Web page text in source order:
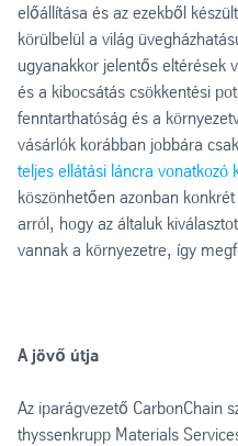
előállítása és az ezekből
körülbelül a világ
ugyanakkor jelentős eltérések
és a kibocsátás csökkentési
fenntarthatóság és a
vásárlók korábban jobbára
teljes ellátási láncra vonatkozó
köszönhetően azonban
arról, hogy az általuk
vannak a környezetre, így
A jövő útja
Az iparágvezető CarbonChain
thyssenkrupp Materials